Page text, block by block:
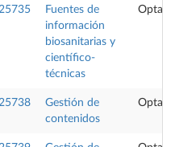
Fuentes de
información
biosanitarias y
científico-
técnicas
Gestión de
contenidos